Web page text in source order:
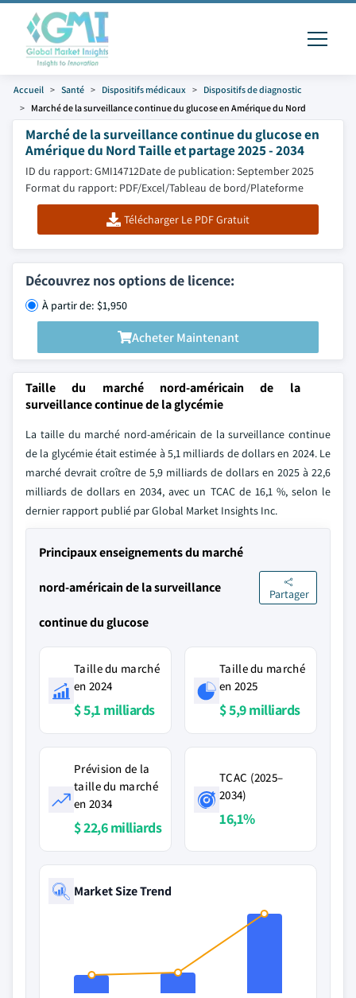
Accueil Santé Dispositifs médicaux
Dispositifs de diagnostic
Marché de la surveillance continue du glucose en Amérique du Nord
Marché de la surveillance continue du glucose en
Amérique du Nord Taille et partage 2025 - 2034
ID du rapport: GMI14712Date de publication: September 2025
Format du rapport: PDF/Excel/Tableau de bord/Plateforme
Télécharger Le PDF Gratuit
Découvrez nos options de licence:
À partir de: $1,950
Acheter Maintenant
Taille du marché nord-américain de la
surveillance continue de la glycémie
La taille du marché nord-américain de la surveillance continue
de la glycémie était estimée à 5,1 milliards de dollars en 2024. Le
marché devrait croître de 5,9 milliards de dollars en 2025 à 22,6
milliards de dollars en 2034, avec un TCAC de 16,1 %, selon le
dernier rapport publié par Global Market Insights Inc.
Principaux enseignements du marché
nord-américain de la surveillance
continue du glucose
Partager
Taille du marché
en 2024
$ 5,1 milliards
Taille du marché
en 2025
$ 5,9 milliards
Prévision de la
taille du marché
en 2034
$ 22,6 milliards
TCAC (2025–
2034)
16,1%
Market Size Trend